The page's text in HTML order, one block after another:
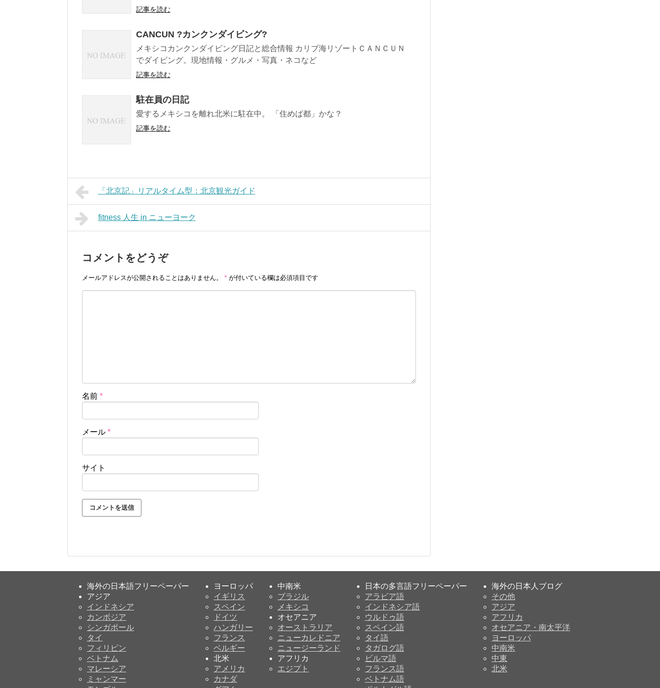
記事を読む
CANCUN ?カンクンダイビング?
メキシコカンクンダイビング日記と総合情報 カリブ海リゾートＣＡＮＣＵＮ
でダイビング。現地情報・グルメ・写真・ネコなど
記事を読む
駐在員の日記
愛するメキシコを離れ北米に駐在中。 「住めば都」かな？
記事を読む
「北京記」リアルタイム型：北京観光ガイド
fitness 人生 in ニューヨーク
コメントをどうぞ
メールアドレスが公開されることはありません。 * が付いている欄は必須項目です
名前 *
メール *
サイト
海外の日本語フリーペーパー
アジア
インドネシア
カンボジア
シンガポール
タイ
フィリピン
ベトナム
マレーシア
ミャンマー
ヨーロッパ
イギリス
スペイン
ドイツ
ハンガリー
フランス
ベルギー
北米
アメリカ
カナダ
中南米
ブラジル
メキシコ
オセアニア
オーストラリア
ニューカレドニア
ニュージーランド
アフリカ
エジプト
日本の多言語フリーペーパー
アラビア語
インドネシア語
ウルドゥ語
スペイン語
タイ語
タガログ語
ビルマ語
フランス語
ベトナム語
海外の日本人ブログ
その他
アジア
アフリカ
オセアニア・南太平洋
ヨーロッパ
中南米
中東
北米